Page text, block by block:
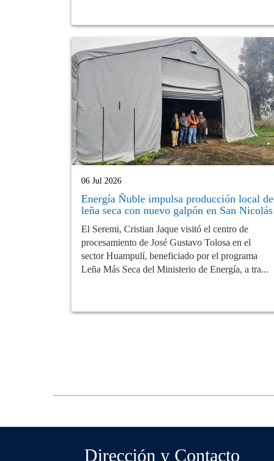
06 Jul 2026
Energía Ñuble impulsa producción local de
leña seca con nuevo galpón en San Nicolás
El Seremi, Cristian Jaque visitó el centro de
procesamiento de José Gustavo Tolosa en el
sector Huampulí, beneficiado por el programa
Leña Más Seca del Ministerio de Energía, a tra...
Dirección y Contacto